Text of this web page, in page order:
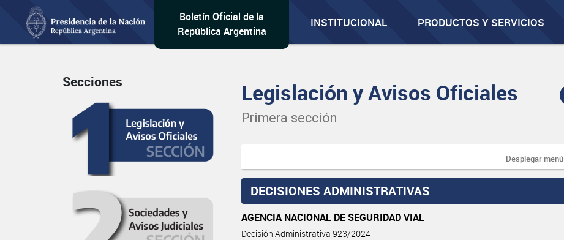
Boletín Oficial de la
República Argentina
INSTITUCIONAL PRODUCTOS Y SERVICIOS
Secciones Legislación y Avisos Oficiales
Primera sección
Desplegar menú
DECISIONES ADMINISTRATIVAS
AGENCIA NACIONAL DE SEGURIDAD VIAL
Decisión Administrativa 923/2024